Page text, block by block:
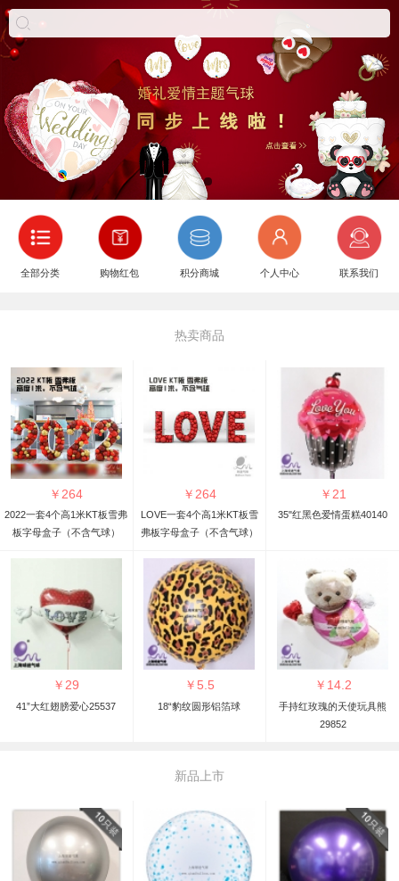
全部分类 购物红包 积分商城 个人中心 联系我们
热卖商品
￥ 264
2022一套4个高1米KT板雪弗
板字母盒子（不含气球）
￥ 264
LOVE一套4个高1米KT板雪
弗板字母盒子（不含气球）
￥ 21
35"红黑色爱情蛋糕40140
￥ 29
41”大红翅膀爱心25537
￥ 5.5
18“豹纹圆形铝箔球
￥ 14.2
手持红玫瑰的天使玩具熊
29852
新品上市